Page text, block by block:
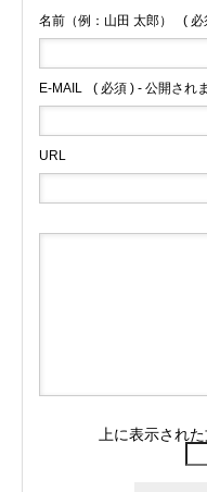
名前（例：山田 太郎） ( 必
E-MAIL ( 必須 ) - 公開され
URL
上に表示され